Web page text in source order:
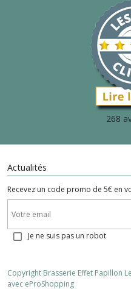
268
Actualités
Recevez un code promo de 5€ en
Je ne suis pas un robot
Copyright Brasserie Effet Papillon
avec eProShopping